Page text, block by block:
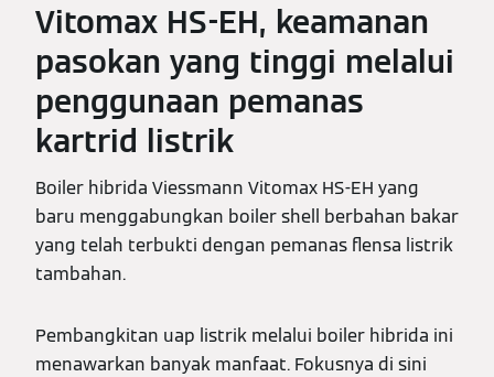
Vitomax HS-EH, keamanan
pasokan yang tinggi melalui
penggunaan pemanas
kartrid listrik
Boiler hibrida Viessmann Vitomax HS-EH yang
baru menggabungkan boiler shell berbahan bakar
yang telah terbukti dengan pemanas flensa listrik
tambahan.
Pembangkitan uap listrik melalui boiler hibrida ini
menawarkan banyak manfaat. Fokusnya di sini